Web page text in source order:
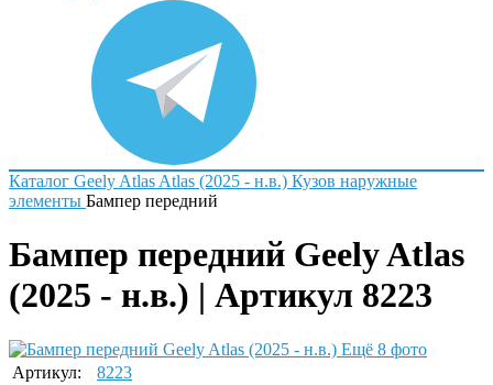
Каталог Geely Atlas Atlas (2025 - н.в.) Кузов наружные
элементы Бампер передний
Бампер передний Geely Atlas
(2025 - н.в.) | Артикул 8223
Ещё 8 фото
Артикул:
8223